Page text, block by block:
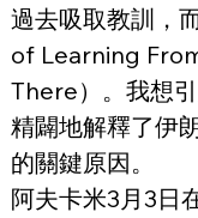
過去吸取教訓，
of Learning
There）。我想
精闢地解釋了伊
的關鍵原因。
阿夫卡米3月3日